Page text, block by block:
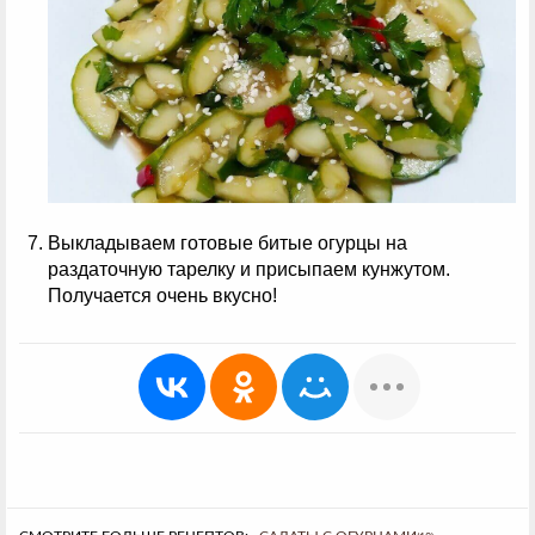
Выкладываем готовые битые огурцы на
раздаточную тарелку и присыпаем кунжутом.
Получается очень вкусно!